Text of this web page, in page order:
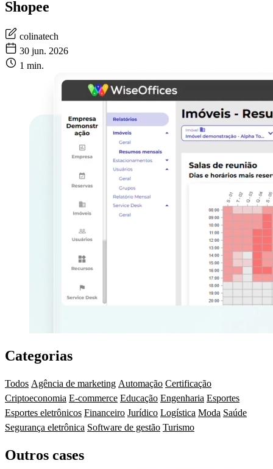
Shopee
colinatech
30 jun. 2026
1 min.
Categorias
Todos Agência de marketing Automação Certificação
Criptoeconomia E-commerce Educação Engenharia Esportes
Esportes eletrônicos Financeiro Jurídico Logística Moda Saúde
Segurança eletrônica Software de gestão Turismo
Outros cases